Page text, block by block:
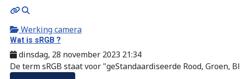
MOD_JTCS_VIEW_ARTICLE_LINK
Werking camera
Wat is sRGB ?
dinsdag, 28 november 2023 21:34
De term sRGB staat voor "geStandaardiseerde Rood, Groen,